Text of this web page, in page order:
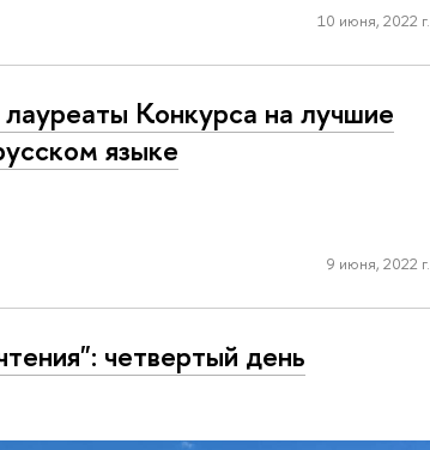
10 июня, 2022 г.
Конкурса на лучшие
языке
9 июня, 2022 г.
четвертый день